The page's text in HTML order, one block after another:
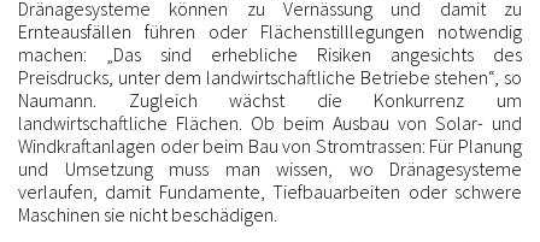
Dränagesysteme können zu Vernässung und damit zu
Ernteausfällen führen oder Flächenstilllegungen notwendig
machen: „Das sind erhebliche Risiken angesichts des
Preisdrucks, unter dem landwirtschaftliche Betriebe stehen“, so
Naumann. Zugleich wächst die Konkurrenz um
landwirtschaftliche Flächen. Ob beim Ausbau von Solar- und
Windkraftanlagen oder beim Bau von Stromtrassen: Für Planung
und Umsetzung muss man wissen, wo Dränagesysteme
verlaufen, damit Fundamente, Tiefbauarbeiten oder schwere
Maschinen sie nicht beschädigen.